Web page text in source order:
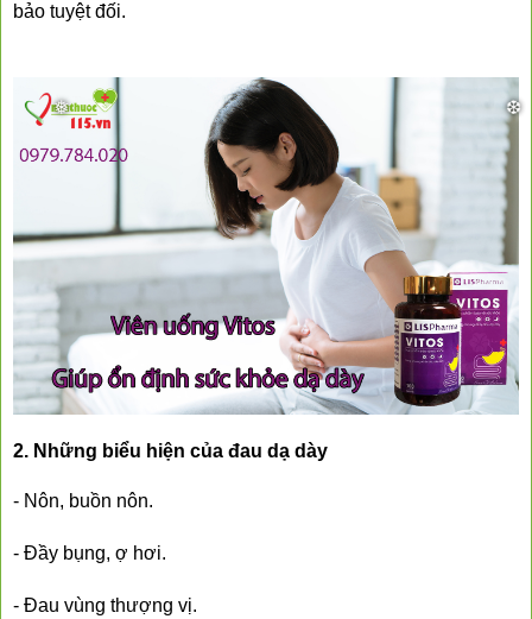
bảo tuyệt đối.
2. Những biểu hiện của đau dạ dày
- Nôn, buồn nôn.
- Đầy bụng, ợ hơi.
- Đau vùng thượng vị.